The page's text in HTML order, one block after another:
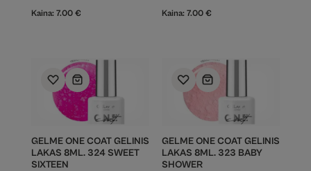
Kaina: 7.00 € Kaina: 7.00 €
GELME ONE COAT GELINIS
LAKAS 8ML. 324 SWEET
SIXTEEN
GELME ONE COAT GELINIS
LAKAS 8ML. 323 BABY
SHOWER